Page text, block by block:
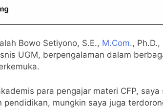
Bowo Setiyono, S.E., M.Com., Ph.D.,
UGM, berpengalaman dalam
para pengajar materi CFP,
pendidikan, mungkin saya juga